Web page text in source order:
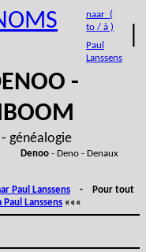
naar (
to / à )
Paul
Lanssens
-
généalogie
Denoo- Deno - Denaux
Paul Lanssens - Pour tout
Paul Lanssens «««